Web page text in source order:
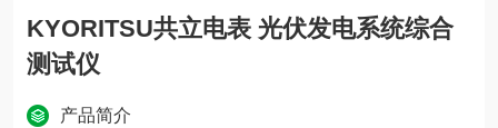
KYORITSU共立电表 光伏发电系统综合
测试仪
产品简介